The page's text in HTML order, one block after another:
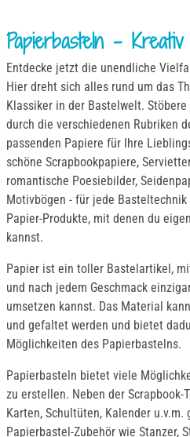
Papierbasteln -
Entdecke jetzt die unendliche
Hier dreht sich alles rund um das
Klassiker in der Bastelwelt.
durch die verschiedenen Rubriken
passenden Papiere für Ihre
schöne Scrapbookpapiere,
romantische Poesiebilder,
Motivbögen - für jede
Papier-Produkte, mit denen du
kannst.
Papier ist ein toller Bastelartikel,
und nach jedem Geschmack
umsetzen kannst. Das Material
und gefaltet werden und bietet
Möglichkeiten des Papierbastelns.
Papierbasteln bietet viele
zu erstellen. Neben der
Karten, Schultüten, Kalender
Papierbastel-Zubehör wie Stanzer,